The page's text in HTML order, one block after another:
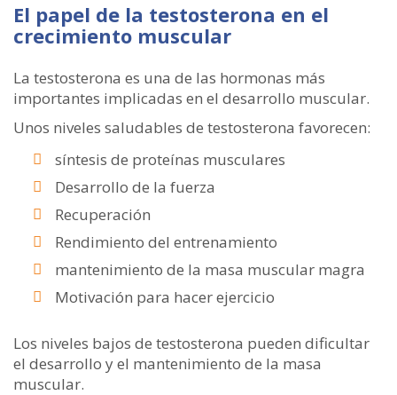
El papel de la testosterona en el
crecimiento muscular
La testosterona es una de las hormonas más
importantes implicadas en el desarrollo muscular.
Unos niveles saludables de testosterona favorecen:
síntesis de proteínas musculares
Desarrollo de la fuerza
Recuperación
Rendimiento del entrenamiento
mantenimiento de la masa muscular magra
Motivación para hacer ejercicio
Los niveles bajos de testosterona pueden dificultar
el desarrollo y el mantenimiento de la masa
muscular.